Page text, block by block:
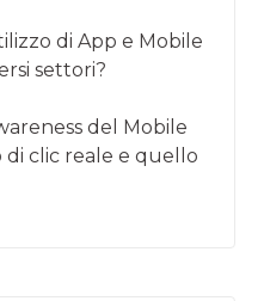
di App e Mobile
settori?
del Mobile
di clic reale e quello